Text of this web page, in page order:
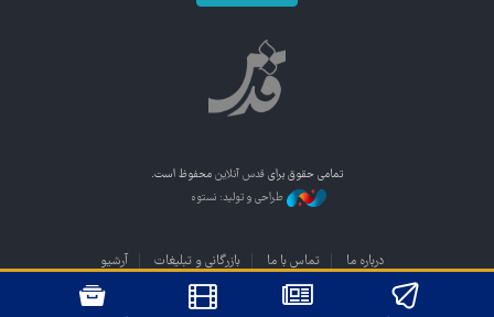
تمامی حقوق برای قدس آنلاین محفوظ است.
طراحی و تولید: نستوه
درباره ما تماس با ما بازرگانی و تبلیغات آرشیو